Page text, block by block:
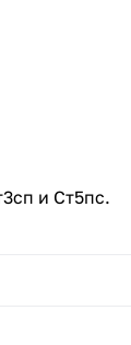
и Ст5пс.